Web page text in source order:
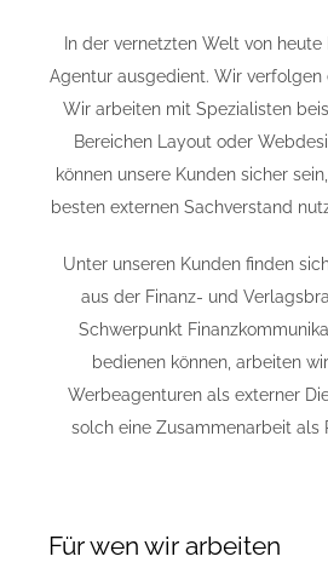
In der vernetzten Welt von
Agentur ausgedient. Wir verfolgen
Wir arbeiten mit Spezialisten
Bereichen Layout oder
können unsere Kunden sicher
besten externen Sachverstand
Unter unseren Kunden finden
aus der Finanz- und
Schwerpunkt
bedienen können, arbeiten
Werbeagenturen als externer
solch eine Zusammenarbeit als
Für wen wir arbeiten